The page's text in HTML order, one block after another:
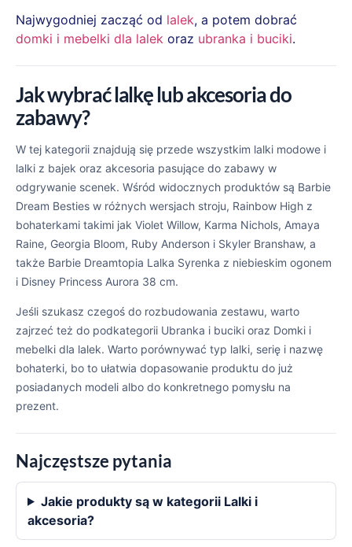
Najwygodniej zacząć od lalek, a potem dobrać
domki i mebelki dla lalek oraz ubranka i buciki.
Jak wybrać lalkę lub akcesoria do
zabawy?
W tej kategorii znajdują się przede wszystkim lalki modowe i
lalki z bajek oraz akcesoria pasujące do zabawy w
odgrywanie scenek. Wśród widocznych produktów są Barbie
Dream Besties w różnych wersjach stroju, Rainbow High z
bohaterkami takimi jak Violet Willow, Karma Nichols, Amaya
Raine, Georgia Bloom, Ruby Anderson i Skyler Branshaw, a
także Barbie Dreamtopia Lalka Syrenka z niebieskim ogonem
i Disney Princess Aurora 38 cm.
Jeśli szukasz czegoś do rozbudowania zestawu, warto
zajrzeć też do podkategorii Ubranka i buciki oraz Domki i
mebelki dla lalek. Warto porównywać typ lalki, serię i nazwę
bohaterki, bo to ułatwia dopasowanie produktu do już
posiadanych modeli albo do konkretnego pomysłu na
prezent.
Najczęstsze pytania
Jakie produkty są w kategorii Lalki i
akcesoria?